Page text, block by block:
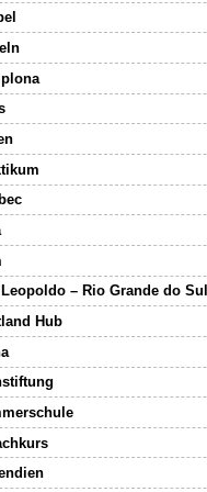
– Rio Grande do Sul
Hub